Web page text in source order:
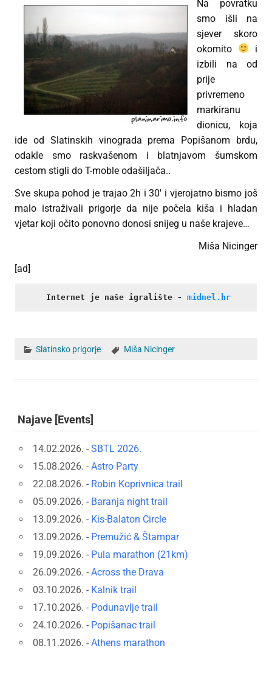
Na povratku
smo išli na
sjever skoro
okomito
i
izbili na od
prije
privremeno
markiranu
dionicu, koja
ide od Slatinskih vinograda prema Popišanom brdu,
odakle smo raskvašenom i blatnjavom šumskom
cestom stigli do T-moble odašiljača..
Sve skupa pohod je trajao 2h i 30′ i vjerojatno bismo još
malo istraživali prigorje da nije počela kiša i hladan
vjetar koji očito ponovno donosi snijeg u naše krajeve…
Miša Nicinger
[ad]
Internet je naše igralište - midnel.hr
Slatinsko prigorje Miša Nicinger
Najave [Events]
14.02.2026. - SBTL 2026.
15.08.2026. - Astro Party
22.08.2026. - Robin Koprivnica trail
05.09.2026. - Baranja night trail
13.09.2026. - Kis-Balaton Circle
13.09.2026. - Premužić & Štampar
19.09.2026. - Pula marathon (21km)
26.09.2026. - Across the Drava
03.10.2026. - Kalnik trail
17.10.2026. - Podunavlje trail
24.10.2026. - Popišanac trail
08.11.2026. - Athens marathon